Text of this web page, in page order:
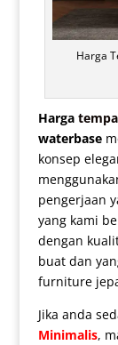
Harga
Harga
waterbase
konsep
pengerjaan
yang kami
dengan
buat dan
furniture
Jika anda
Minimalis,